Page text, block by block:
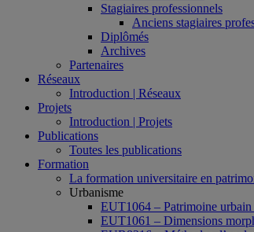
Stagiaires professionnels
Anciens stagiaires
Diplômés
Archives
Partenaires
Réseaux
Introduction | Réseaux
Projets
Introduction | Projets
Publications
Toutes les publications
Formation
La formation universitaire en
Urbanisme
EUT1064 – Patrimoine urbain
EUT1061 – Dimensions